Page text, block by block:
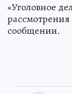
«Уголовное
рассмотрения
сообщении.